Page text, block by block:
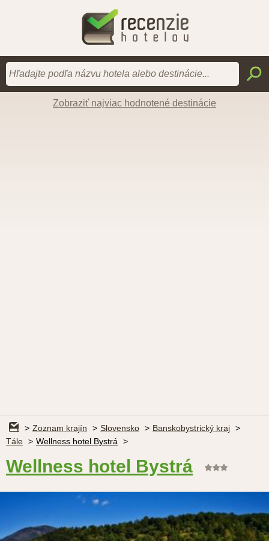
Zobraziť najviac hodnotené destinácie
Zoznam krajín Slovensko
Banskobystrický kraj
Tále
Wellness hotel Bystrá
Wellness hotel Bystrá